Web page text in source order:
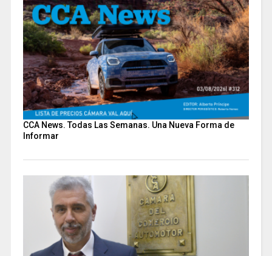
CCA News. Todas Las Semanas. Una Nueva Forma de
Informar